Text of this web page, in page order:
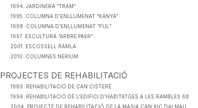
1994. JARDINERA “TRAM”
1995. COLUMNA D'ENLLUMENAT “KANYA”
1998. COLUMNA D'ENLLUMENAT “FUL”
1997. ESCULTURA “ARBRE PAER”
2001. ESCOSSELL RÁMLA
2010. COLUMNES NERIUM
PROJECTES DE REHABILITACIÓ
1989. REHABILITACIÓ DE CAN CISTERÉ
1994. REHABILITACIÓ DE L'EDIFICI D'HABITATGES A LES RAMBLES 68
2004. PROJECTE DE REHABILITACIÓ DE LA MASIA CAN XIC DALMAU